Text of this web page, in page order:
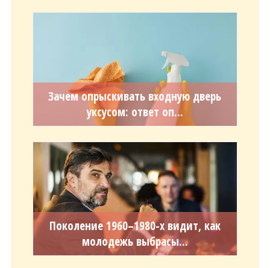
Зачем опрыскивать входную дверь
уксусом: ответ оп...
Поколение 1960–1980-х видит, как
молодежь выбрасы...